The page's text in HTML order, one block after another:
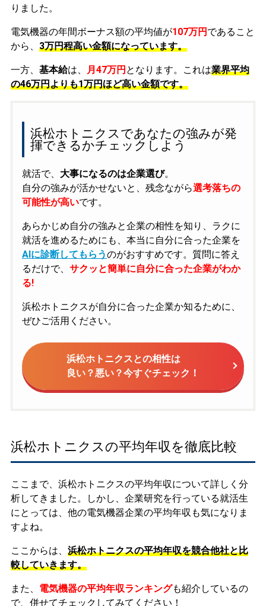
りました。
電気機器の年間ボーナス額の平均値が107万円 であること
から、 3万円程高い金額になっています。
一方、 基本給は、 月47万円 となります。これは業界平均
の46万円よりも1万円ほど高い金額です。
浜松ホトニクスであなたの強みが発
揮できるかチェックしよう
就活で、 大事になるのは企業選び。
自分の強みが活かせないと、残念ながら選考落ちの
可能性が高いです。
あらかじめ自分の強みと企業の相性を知り、ラクに
就活を進めるためにも、本当に自分に合った企業を
AIに診断してもらうのがおすすめです。質問に答え
るだけで、 サクッと簡単に自分に合った企業がわか
る!
浜松ホトニクスが自分に合った企業か知るために、
ぜひご活用ください。
浜松ホトニクスとの相性は
良い？悪い？今すぐチェック！
浜松ホトニクスの平均年収を徹底比較
ここまで、浜松ホトニクスの平均年収について詳しく分
析してきました。しかし、企業研究を行っている就活生
にとっては、他の電気機器企業の平均年収も気になりま
すよね。
ここからは、 浜松ホトニクスの平均年収を競合他社と比
較していきます。
また、 電気機器の平均年収ランキングも紹介しているの
で、併せてチェックしてみてください！